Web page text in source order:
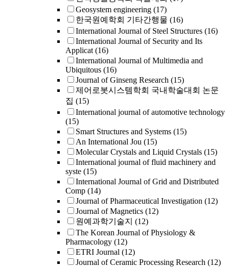
Geosystem engineering (17)
한국원예학회 기타간행물 (16)
International Journal of Steel Structures (16)
International Journal of Security and Its
Applicat (16)
International Journal of Multimedia and
Ubiquitous (16)
Journal of Ginseng Research (15)
제어로봇시스템학회 국내학술대회 논문
집 (15)
International journal of automotive technology
(15)
Smart Structures and Systems (15)
An International Jou (15)
Molecular Crystals and Liquid Crystals (15)
International journal of fluid machinery and
syste (15)
International Journal of Grid and Distributed
Comp (14)
Journal of Pharmaceutical Investigation (12)
Journal of Magnetics (12)
원예과학기술지 (12)
The Korean Journal of Physiology &
Pharmacology (12)
ETRI Journal (12)
Journal of Ceramic Processing Research (12)